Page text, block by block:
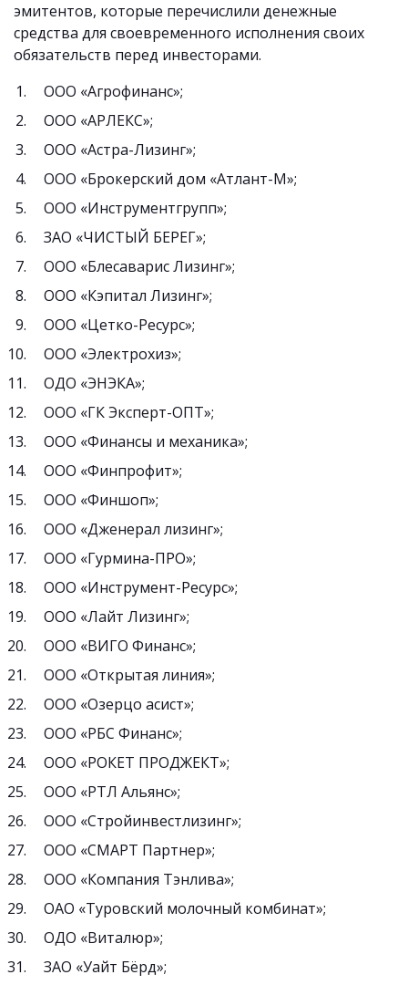
эмитентов, которые перечислили денежные
средства для своевременного исполнения своих
обязательств перед инвесторами.
ООО «Агрофинанс»;
ООО «АРЛЕКС»;
ООО «Астра-Лизинг»;
ООО «Брокерский дом «Атлант-М»;
ООО «Инструментгрупп»;
ЗАО «ЧИСТЫЙ БЕРЕГ»;
ООО «Блесаварис Лизинг»;
ООО «Кэпитал Лизинг»;
ООО «Цетко-Ресурс»;
ООО «Электрохиз»;
ОДО «ЭНЭКА»;
ООО «ГК Эксперт-ОПТ»;
ООО «Финансы и механика»;
ООО «Финпрофит»;
ООО «Финшоп»;
ООО «Дженерал лизинг»;
ООО «Гурмина-ПРО»;
ООО «Инструмент-Ресурс»;
ООО «Лайт Лизинг»;
ООО «ВИГО Финанс»;
ООО «Открытая линия»;
ООО «Озерцо асист»;
ООО «РБС Финанс»;
ООО «РОКЕТ ПРОДЖЕКТ»;
ООО «РТЛ Альянс»;
ООО «Стройинвестлизинг»;
ООО «СМАРТ Партнер»;
ООО «Компания Тэнлива»;
ОАО «Туровский молочный комбинат»;
ОДО «Виталюр»;
ЗАО «Уайт Бёрд»;